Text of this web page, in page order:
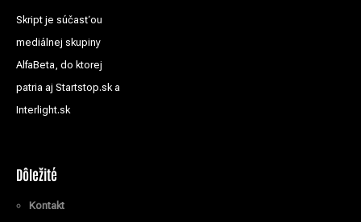
Skript je súčasťou
mediálnej skupiny
AlfaBeta, do ktorej
patria aj Startstop.sk a
Interlight.sk
Dôležité
Kontakt